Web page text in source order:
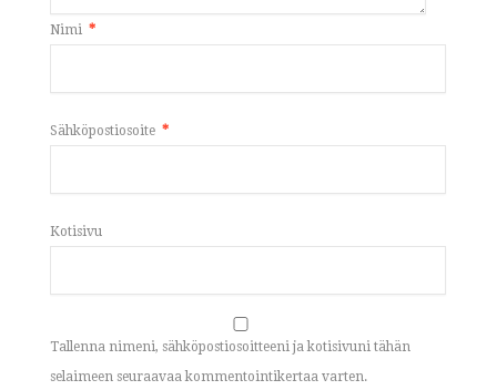
Nimi *
Sähköpostiosoite *
Kotisivu
Tallenna nimeni, sähköpostiosoitteeni ja kotisivuni tähän
selaimeen seuraavaa kommentointikertaa varten.